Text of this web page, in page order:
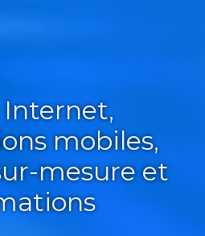
Internet,
mobiles,
mesure et